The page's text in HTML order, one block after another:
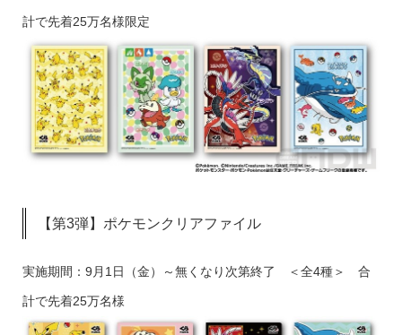
計で先着25万名様限定
【第3弾】ポケモンクリアファイル
実施期間：9月1日（金）～無くなり次第終了 ＜全4種＞ 合
計で先着25万名様